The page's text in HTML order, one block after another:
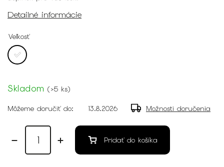
Detailné informácie
Veľkosť
Skladom (>5 ks)
Môžeme doručiť do: 13.8.2026 Možnosti doručenia
Pridať do košíka